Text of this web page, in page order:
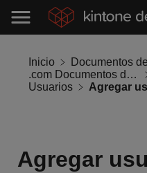
Inicio
Documentos
.com Documentos de API
Usuarios
Agregar
Agregar